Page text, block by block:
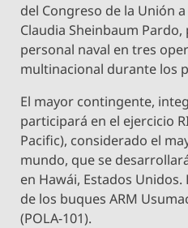
del Congreso de la Unión
Claudia Sheinbaum
personal naval en tres
multinacional durante los
El mayor contingente,
participará en el ejercicio
Pacific), considerado el
mundo, que se
en Hawái, Estados
de los buques ARM
(POLA-101).